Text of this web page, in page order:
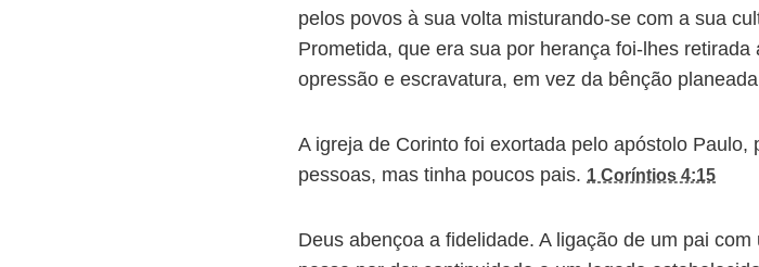
pelos povos à sua volta misturando-se com a sua
Prometida, que era sua por herança foi-lhes
opressão e escravatura, em vez da bênção
A igreja de Corinto foi exortada pelo apóstolo
pessoas, mas tinha poucos pais. 1 Coríntios 4:15
Deus abençoa a fidelidade. A ligação de um pai